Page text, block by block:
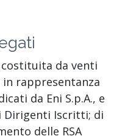
costituita da venti
rappresentanza
da Eni S.p.A., e
Dirigenti Iscritti; di
delle RSA